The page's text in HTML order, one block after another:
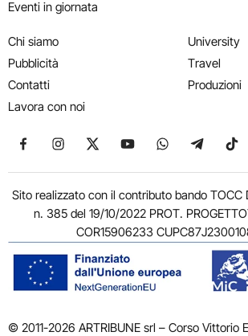
Eventi in giornata
Chi siamo
Pubblicità
Contatti
Lavora con noi
University
Travel
Produzioni
Seguici su Facebook
Seguici su Instagram
Seguici su X
Seguici su YouTube
Seguici su
Seguici
Sito realizzato con il contributo bando
n. 385 del 19/10/2022 PROT.
COR15906233
© 2011-2026 ARTRIBUNE srl – Corso Vittorio